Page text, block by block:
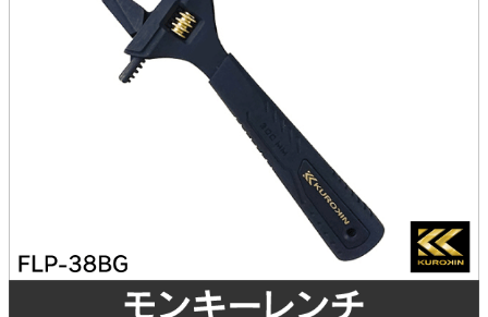
光ファイバー・融着接続機関連
LANケーブル・コネクタ・関連資材/機器
太陽光発電ケーブル・コネクタ・関連資
照明・照明器具
電源タップ・延長コード
電気配管工事
EV充電設備工事
照明設置工事